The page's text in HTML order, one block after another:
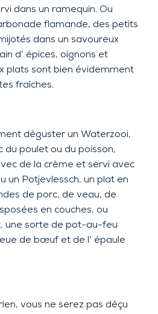
dans un ramequin. Ou
flamande, des petits
dans un savoureux
d’ épices, oignons et
plats sont bien évidemment
fraîches.
déguster un Waterzooi,
du poulet ou du poisson,
de la crème et servi avec
un Potjevlessch, un plat en
de porc, de veau, de
en couches, ou
une sorte de pot-au-feu
de bœuf et de l’ épaule
vous ne serez pas déçu